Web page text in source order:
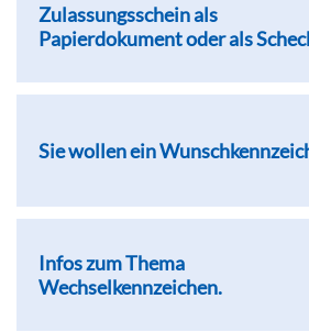
Zulassungsschein als
Papierdokument oder als
Sie wollen ein
Infos zum Thema
Wechselkennzeichen.